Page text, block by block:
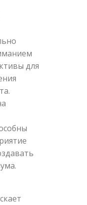
для